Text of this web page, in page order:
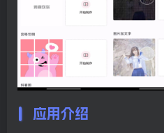
应用介绍